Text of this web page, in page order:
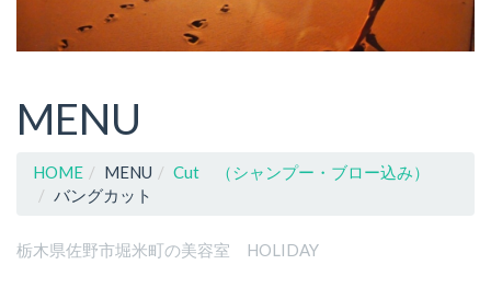
MENU
HOME MENU
Cut （シャンプー・ブロー込み）
バングカット
栃木県佐野市堀米町の美容室 HOLIDAY